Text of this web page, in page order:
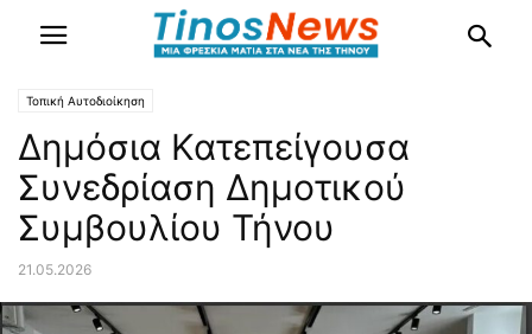
Τοπική Αυτοδιοίκηση
Δημόσια Κατεπείγουσα
Συνεδρίαση Δημοτικού
Συμβουλίου Τήνου
21.05.2026